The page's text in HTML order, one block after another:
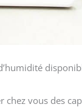
chez vous des